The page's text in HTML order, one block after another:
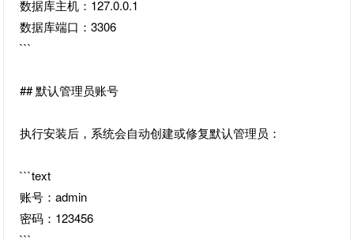
数据库主机：127.0.0.1
数据库端口：3306
```
## 默认管理员账号
执行安装后，系统会自动创建或修复默认管理员：
```text
账号：admin
密码：123456